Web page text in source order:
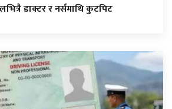
डाक्टर र नर्समाथि कुटपिट